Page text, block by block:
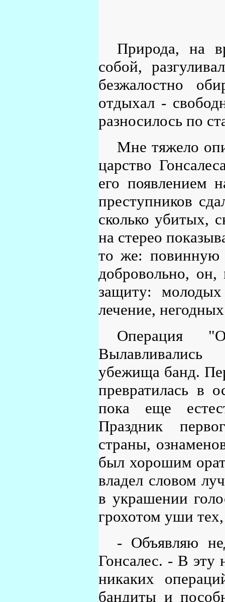
Природа, на
собой,
безжалостно
отдыхал -
разносилось по
Мне тяжело
царство
его появлением
преступников
сколько убитых,
на стерео
то же: повинную
добровольно,
защиту:
лечение,
Операция
убежища банд.
превратилась в
пока еще
Праздник
страны,
был хорошим
владел словом
в украшении
грохотом уши
- Объявляю
Гонсалес. - В эту
никаких
бандиты и